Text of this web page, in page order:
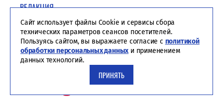
РЕДАКЦИЯ
ПОЛИТИКА КОНФИДЕНЦИАЛЬНОСТИ
Сайт использует файлы Cookie и сервисы сбора
технических параметров сеансов посетителей.
Пользуясь сайтом, вы выражаете согласие с политикой
обработки персональных данных и применением
данных технологий.
ПРИНЯТЬ